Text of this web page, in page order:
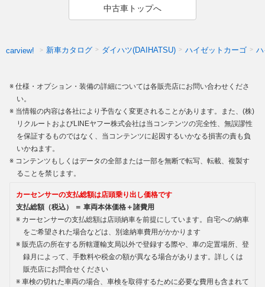
中古車トップへ
carview! 新車カタログ ダイハツ(DAIHATSU) ハイゼットカーゴ
仕様・オプション・装備の詳細については各販売店にお問い合わせくださ
い。
当情報の内容は各社により予告なく変更されることがあります。また、(株)
リクルートおよびLINEヤフー株式会社は当コンテンツの完全性、無誤謬性
を保証するものではなく、当コンテンツに起因するいかなる損害の責も負
いかねます。
コンテンツもしくはデータの全部または一部を無断で転写、転載、複製す
ることを禁じます。
カーセンサーの支払総額は店頭乗り出し価格です
支払総額（税込） ＝ 車両本体価格＋諸費用
カーセンサーの支払総額は店頭納車を前提にしています。自宅への納車
をご希望された場合などは、別途納車費用がかかります
販売店の所在する所轄運輸支局以外で登録する際や、車の定置場所、登
録月によって、手数料や税金の額が異なる場合があります。詳しくは
販売店にお問合せください
車検の切れた車両の場合、車検を取得するために必要な費用も含まれて